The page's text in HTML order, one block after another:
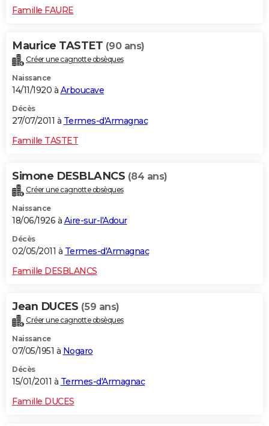
Famille FAURE
Maurice TASTET (90 ans)
Créer une cagnotte obsèques
Naissance
14/11/1920 à Arboucave
Décès
27/07/2011 à Termes-d'Armagnac
Famille TASTET
Simone DESBLANCS (84 ans)
Créer une cagnotte obsèques
Naissance
18/06/1926 à Aire-sur-l'Adour
Décès
02/05/2011 à Termes-d'Armagnac
Famille DESBLANCS
Jean DUCES (59 ans)
Créer une cagnotte obsèques
Naissance
07/05/1951 à Nogaro
Décès
15/01/2011 à Termes-d'Armagnac
Famille DUCES